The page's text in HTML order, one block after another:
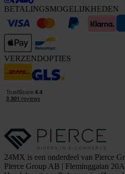
BETALINGSMOGELIJKHEDEN
VERZENDOPTIES
24MX is een onderdeel van Pierce
Pierce Group AB | Fleminggatan